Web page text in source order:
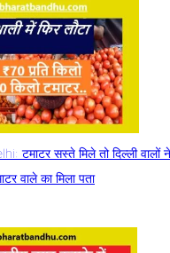
टमाटर सस्ते मिले तो दिल्ली वालों ने
वाले का मिला पता